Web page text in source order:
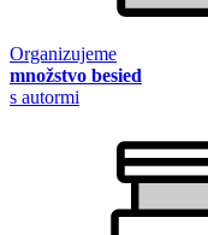
Organizujeme
množstvo besied
s autormi